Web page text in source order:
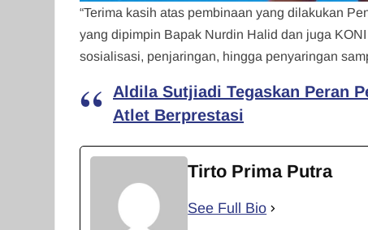
“Terima kasih atas pembinaan yang dilakukan
yang dipimpin Bapak Nurdin Halid dan juga
sosialisasi, penjaringan, hingga penyaringan
Aldila Sutjiadi Tegaskan Peran
Atlet Berprestasi
Tirto Prima Putra
See Full Bio